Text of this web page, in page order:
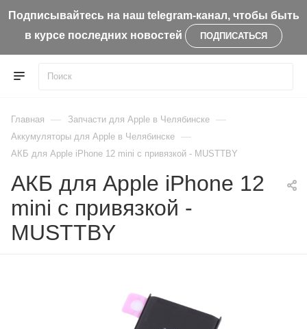
Подписывайтесь на наш telegram-канал, чтобы быть
в курсе последних новостей
ПОДПИСАТЬСЯ
Главная — Запчасти для Apple в Челябинске —
Aккумуляторы для Apple в Челябинске —
АКБ для Apple iPhone 12 mini с привязкой - MUSTTBY
АКБ для Apple iPhone 12
mini с привязкой -
MUSTTBY